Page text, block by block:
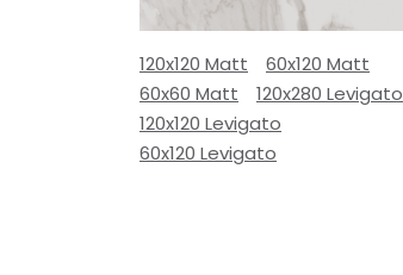
120x120 Matt
60x120 Matt
60x60 Matt
120x280 Levigato
120x120 Levigato
60x120 Levigato